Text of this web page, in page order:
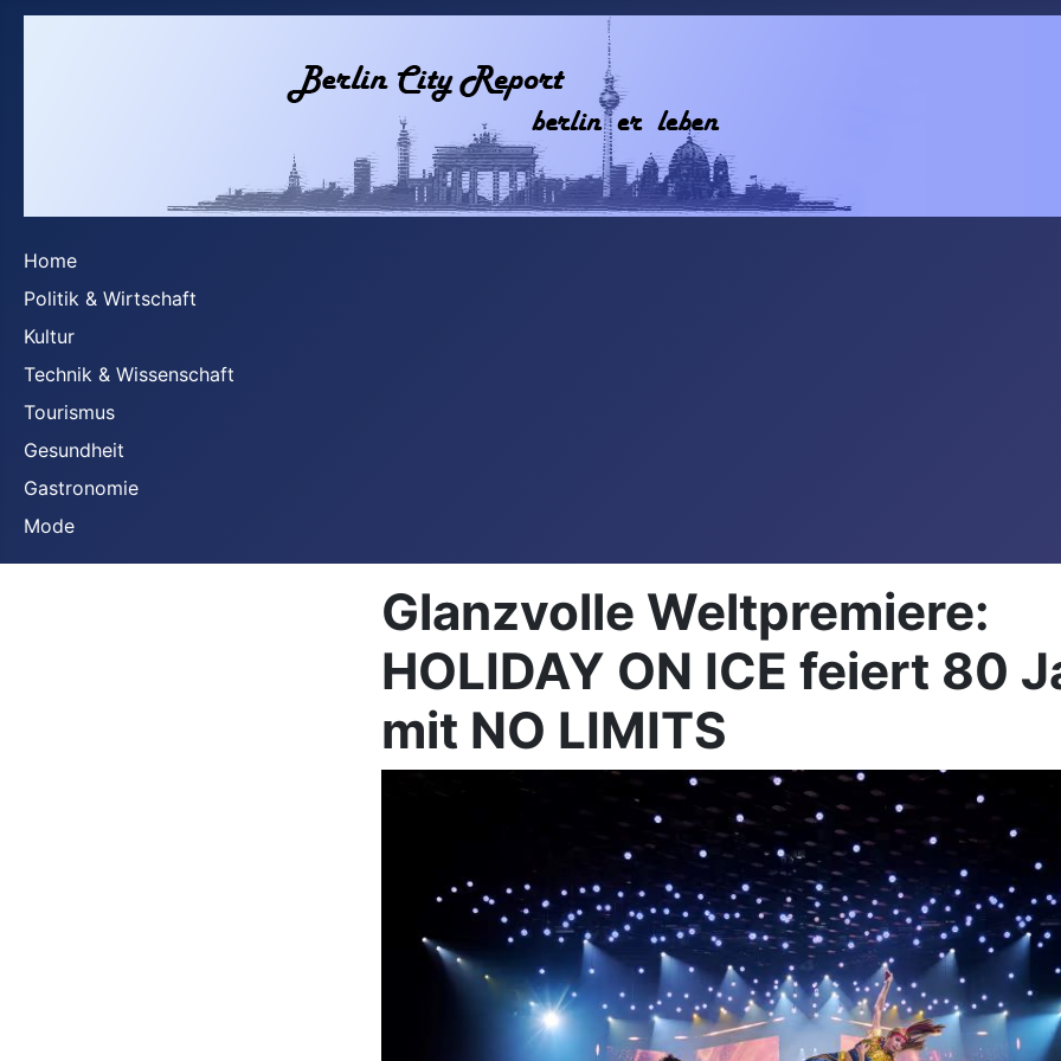
Home
Politik & Wirtschaft
Kultur
Technik & Wissenschaft
Tourismus
Gesundheit
Gastronomie
Mode
Glanzvolle Weltpremiere:
HOLIDAY ON ICE feiert 80
mit NO LIMITS